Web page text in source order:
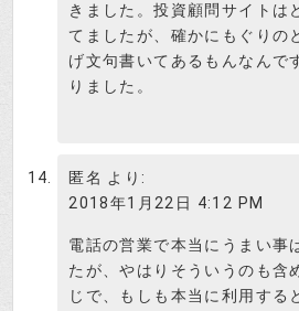
きました。投資顧問サイトは
てましたが、確かにもぐりの
げ文句書いてあるもんなんで
りました。
匿名 より:
2018年1月22日 4:12 PM
電話の営業で本当にうまい事
たが、やはりそういうのも含
じで、もしも本当に利用する